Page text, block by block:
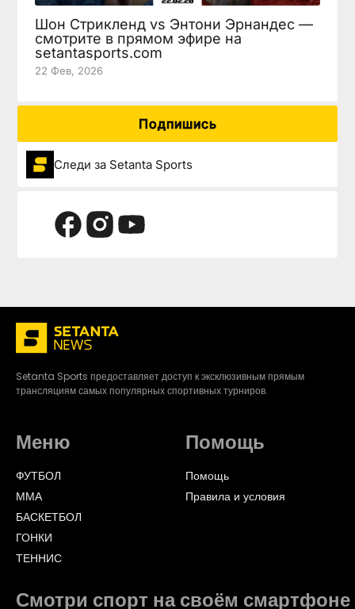
Шон Стрикленд vs Энтони Эрнандес —
смотрите в прямом эфире на
setantasports.com
22 Фев, 2026
Подпишись
Следи за Setanta Sports
Setanta Sports предоставляет доступ к эксклюзивным прямым
трансляциям самых популярных спортивных турниров.
Меню
ФУТБОЛ
ММА
БАСКЕТБОЛ
ГОНКИ
ТЕННИС
Помощь
Помощь
Правила и условия
Смотри спорт на своём смартфоне